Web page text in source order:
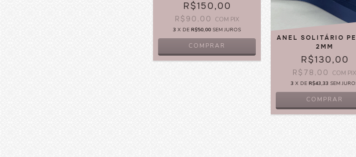
R$150,00
R$90,00 COM PIX
3 X DER$50,00 SEM JUROS
COMPRAR
ANEL SOLITÁRIO
2MM
R$130,00
R$78,00 COM PIX
3 X DER$43,33 SEM
COMPRAR